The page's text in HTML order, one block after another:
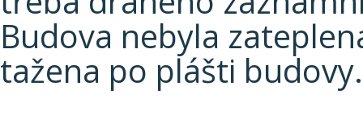
Budova nebyla
tažena po plášti budovy.